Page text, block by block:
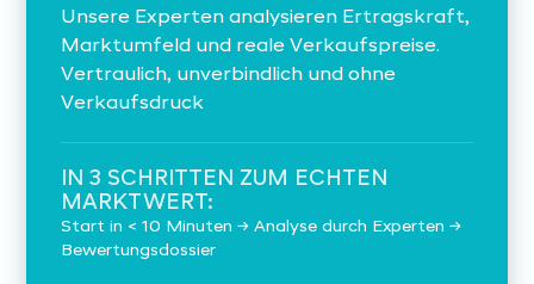
Unsere Experten analysieren Ertragskraft,
Marktumfeld und reale Verkaufspreise.
Vertraulich, unverbindlich und ohne
Verkaufsdruck
IN 3 SCHRITTEN ZUM ECHTEN
MARKTWERT:
Start in < 10 Minuten → Analyse durch Experten →
Bewertungsdossier